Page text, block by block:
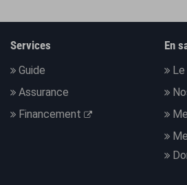
Services
Guide
Assurance
Financement
En